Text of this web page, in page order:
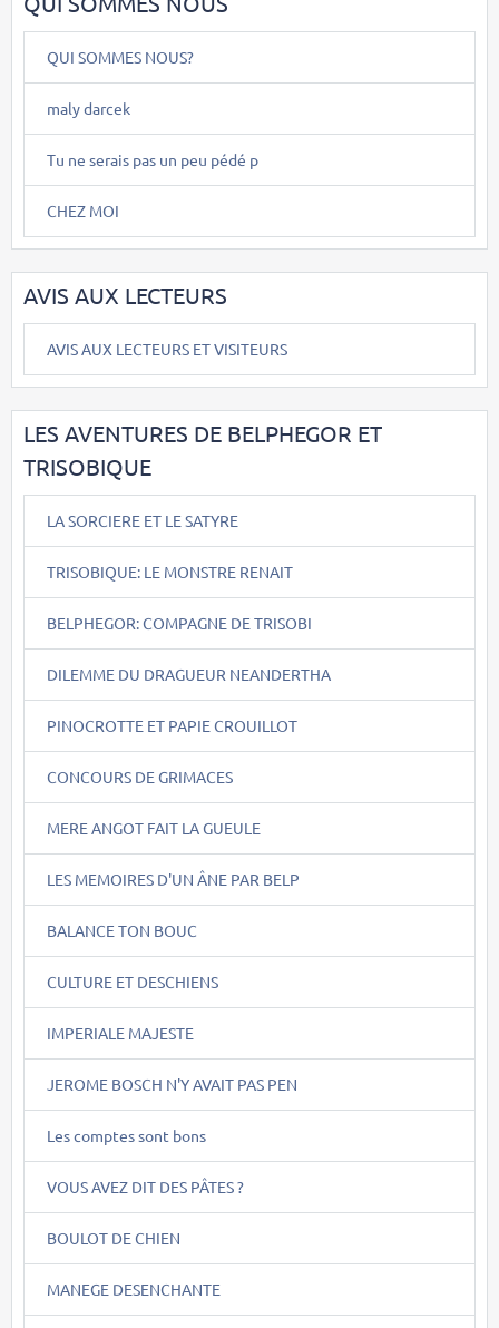
QUI SOMMES NOUS?
maly darcek
Tu ne serais pas un peu pédé p
CHEZ MOI
AVIS AUX LECTEURS
AVIS AUX LECTEURS ET VISITEURS
LES AVENTURES DE BELPHEGOR ET
TRISOBIQUE
LA SORCIERE ET LE SATYRE
TRISOBIQUE: LE MONSTRE RENAIT
BELPHEGOR: COMPAGNE DE TRISOBI
DILEMME DU DRAGUEUR NEANDERTHA
PINOCROTTE ET PAPIE CROUILLOT
CONCOURS DE GRIMACES
MERE ANGOT FAIT LA GUEULE
LES MEMOIRES D'UN ÂNE PAR BELP
BALANCE TON BOUC
CULTURE ET DESCHIENS
IMPERIALE MAJESTE
JEROME BOSCH N'Y AVAIT PAS PEN
Les comptes sont bons
VOUS AVEZ DIT DES PÂTES ?
BOULOT DE CHIEN
MANEGE DESENCHANTE